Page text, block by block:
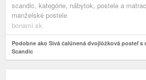
scandic, kategórie, nábytok, postele a
manželské postele
bonami.sk
Podobne ako Sivá čalúnená dvojlôžková posteľ s
Scandic